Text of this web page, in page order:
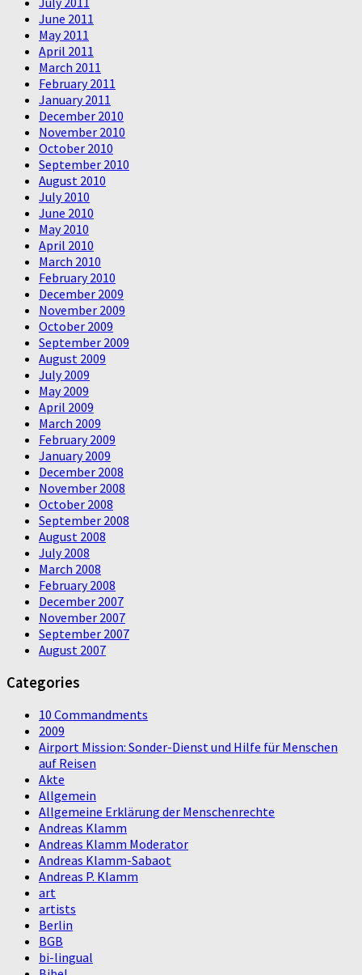
June 2011
May 2011
April 2011
March 2011
February 2011
January 2011
December 2010
November 2010
October 2010
September 2010
August 2010
July 2010
June 2010
May 2010
April 2010
March 2010
February 2010
December 2009
November 2009
October 2009
September 2009
August 2009
July 2009
May 2009
April 2009
March 2009
February 2009
January 2009
December 2008
November 2008
October 2008
September 2008
August 2008
July 2008
March 2008
February 2008
December 2007
November 2007
September 2007
August 2007
Categories
10 Commandments
2009
Airport Mission: Sonder-Dienst und Hilfe für Menschen
auf Reisen
Akte
Allgemein
Allgemeine Erklärung der Menschenrechte
Andreas Klamm
Andreas Klamm Moderator
Andreas Klamm-Sabaot
Andreas P. Klamm
art
artists
Berlin
BGB
bi-lingual